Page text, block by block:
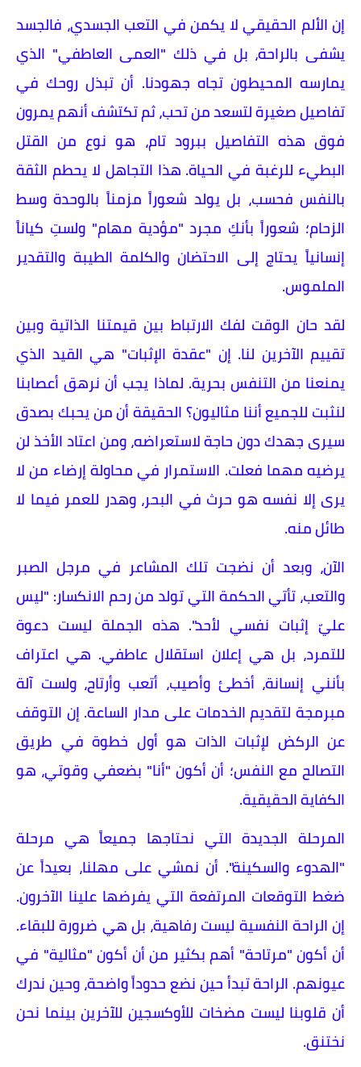
​إن الألم الحقيقي لا يكمن في التعب الجسدي، فالجسد
يشفى بالراحة، بل في ذلك "العمى العاطفي" الذي
يمارسه المحيطون تجاه جهودنا. أن تبذل روحك في
تفاصيل صغيرة لتسعد من تحب، ثم تكتشف أنهم يمرون
فوق هذه التفاصيل ببرود تام، هو نوع من القتل
البطيء للرغبة في الحياة. هذا التجاهل لا يحطم الثقة
بالنفس فحسب، بل يولد شعوراً مزمناً بالوحدة وسط
الزحام؛ شعوراً بأنكِ مجرد "مؤدية مهام" ولستِ كياناً
إنسانياً يحتاج إلى الاحتضان والكلمة الطيبة والتقدير
الملموس.
​لقد حان الوقت لفك الارتباط بين قيمتنا الذاتية وبين
تقييم الآخرين لنا. إن "عقدة الإثبات" هي القيد الذي
يمنعنا من التنفس بحرية. لماذا يجب أن نرهق أعصابنا
لنثبت للجميع أننا مثاليون؟ الحقيقة أن من يحبك بصدق
سيرى جهدك دون حاجة لاستعراضه، ومن اعتاد الأخذ لن
يرضيه مهما فعلت. الاستمرار في محاولة إرضاء من لا
يرى إلا نفسه هو حرث في البحر، وهدر للعمر فيما لا
طائل منه.
​الآن، وبعد أن نضجت تلك المشاعر في مرجل الصبر
والتعب، تأتي الحكمة التي تولد من رحم الانكسار: "ليس
عليّ إثبات نفسي لأحد". هذه الجملة ليست دعوة
للتمرد، بل هي إعلان استقلال عاطفي. هي اعتراف
بأنني إنسانة، أخطئ وأصيب، أتعب وأرتاح، ولست آلة
مبرمجة لتقديم الخدمات على مدار الساعة. إن التوقف
عن الركض لإثبات الذات هو أول خطوة في طريق
التصالح مع النفس؛ أن أكون "أنا" بضعفي وقوتي، هو
الكفاية الحقيقية.
​المرحلة الجديدة التي نحتاجها جميعاً هي مرحلة
"الهدوء والسكينة". أن نمشي على مهلنا، بعيداً عن
ضغط التوقعات المرتفعة التي يفرضها علينا الآخرون.
إن الراحة النفسية ليست رفاهية، بل هي ضرورة للبقاء.
أن أكون "مرتاحة" أهم بكثير من أن أكون "مثالية" في
عيونهم. الراحة تبدأ حين نضع حدوداً واضحة، وحين ندرك
أن قلوبنا ليست مضخات للأوكسجين للآخرين بينما نحن
نختنق.